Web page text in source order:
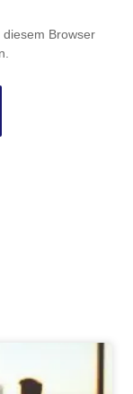
Browser
SeiteSeite
SeiteSeite
Seite